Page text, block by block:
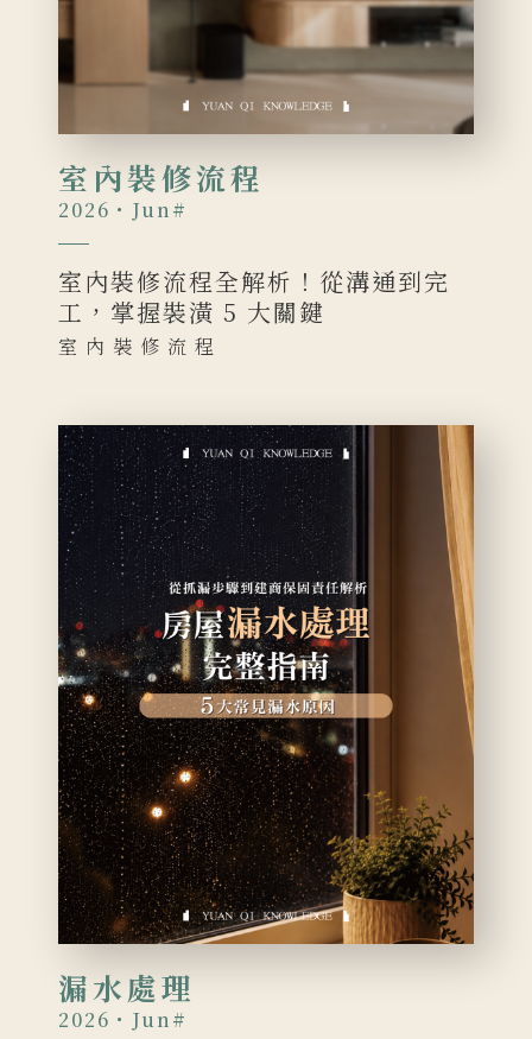
室內裝修流程
2026・Jun #
室內裝修流程全解析！從溝通到完
工，掌握裝潢 5 大關鍵
室內裝修流程
漏水處理
2026・Jun#